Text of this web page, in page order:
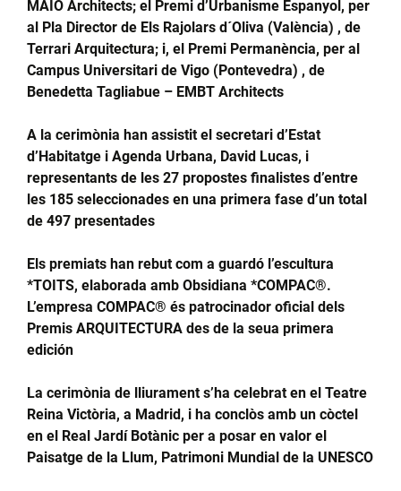
MAIO Architects; el Premi d’Urbanisme Espanyol, per
al Pla Director de Els Rajolars d´Oliva (València) , de
Terrari Arquitectura; i, el Premi Permanència, per al
Campus Universitari de Vigo (Pontevedra) , de
Benedetta Tagliabue – EMBT Architects
A la cerimònia han assistit el secretari d’Estat
d’Habitatge i Agenda Urbana, David Lucas, i
representants de les 27 propostes finalistes d’entre
les 185 seleccionades en una primera fase d’un total
de 497 presentades
Els premiats han rebut com a guardó l’escultura
*TOITS, elaborada amb Obsidiana *COMPAC®.
L’empresa COMPAC® és patrocinador oficial dels
Premis ARQUITECTURA des de la seua primera
edición
La cerimònia de lliurament s’ha celebrat en el Teatre
Reina Victòria, a Madrid, i ha conclòs amb un còctel
en el Real Jardí Botànic per a posar en valor el
Paisatge de la Llum, Patrimoni Mundial de la UNESCO